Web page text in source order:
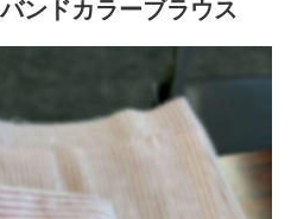
ンドカラーブラウス